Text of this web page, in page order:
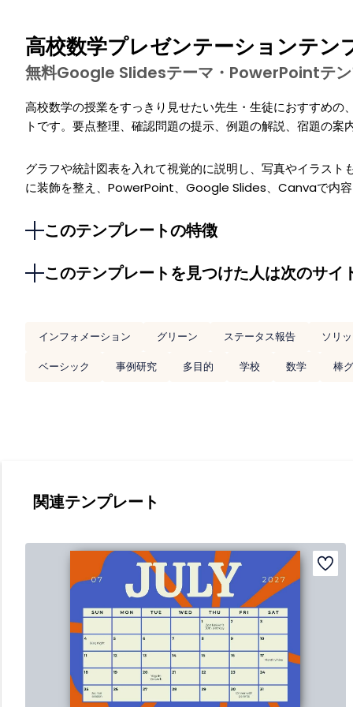
高校数学プレゼンテーションテン
無料Google Slidesテーマ・PowerPointテ
高校数学の授業をすっきり見せたい先生・生徒におすすめ
トです。要点整理、確認問題の提示、例題の解説、宿題の
グラフや統計図表を入れて視覚的に説明し、写真やイラス
に装飾を整え、PowerPoint、Google Slides、Canvaで内
このテンプレートの特徴
このテンプレートを見つけた人は次のサイ
インフォメーション グリーン ステータス報告
ソリ
ベーシック
事例研究 多目的 学校 数学 棒
関連テンプレート